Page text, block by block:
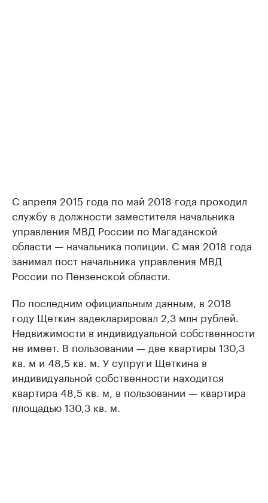
С апреля 2015 года по май 2018 года проходил
службу в должности заместителя начальника
управления МВД России по Магаданской
области — начальника полиции. С мая 2018 года
занимал пост начальника управления МВД
России по Пензенской области.
По последним официальным данным, в 2018
году Щеткин задекларировал 2,3 млн рублей.
Недвижимости в индивидуальной собственности
не имеет. В пользовании — две квартиры 130,3
кв. м и 48,5 кв. м. У супруги Щеткина в
индивидуальной собственности находится
квартира 48,5 кв. м, в пользовании — квартира
площадью 130,3 кв. м.